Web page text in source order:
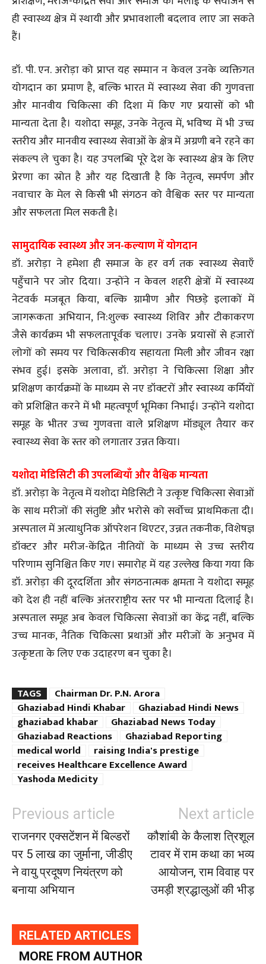
ही स्वास्थ्य क्षेत्र में स्थायी और प्रभावशाली बदलाव लाए जा सकते
हैं।
डॉ. पी. एन. अरोड़ा को प्राप्त यह सम्मान न केवल उनके व्यक्तिगत
योगदान का प्रमाण है, बल्कि भारत में स्वास्थ्य सेवा की गुणवत्ता
और मानवीय चिकित्सा की दिशा में किए गए प्रयासों को भी
मान्यता देता है। यशोदा समूह, उनके नेतृत्व में, भविष्य में भी उच्च
स्तरीय और मानवीय स्वास्थ्य सेवाओं के क्षेत्र में अग्रणी बने रहने का
संकल्प ले चुका है। यह उपलब्धि पूरे देश के स्वास्थ्य क्षेत्र के लिए
प्रेरणा का स्रोत है और यह दिखाती है कि नेतृत्व, समर्पण और
नवाचार के मेल से किसी भी संगठन को वैश्विक स्तर पर मान्यता
और सफलता मिल सकती है।
सामुदायिक स्वास्थ्य और जन-कल्याण में योगदान
डॉ. अरोड़ा ने हमेशा ही समाज के हर वर्ग तक स्वास्थ्य सेवाएँ
पहुँचाने पर जोर दिया। उन्होंने न केवल शहरी क्षेत्रों में स्वास्थ्य
नेटवर्क मजबूत किया, बल्कि ग्रामीण और पिछड़े इलाकों में
जागरूकता अभियान, नि:शुल्क स्वास्थ्य शिविर और टीकाकरण
जैसे कार्यक्रम भी सफलतापूर्वक चलाए। उनके प्रयासों से हजारों
लोगों को समय पर चिकित्सकीय सहायता मिली और जीवन रक्षा
संभव हुई। इसके अलावा, डॉ. अरोड़ा ने चिकित्सा शिक्षा और
प्रशिक्षण कार्यक्रमों के माध्यम से नए डॉक्टरों और स्वास्थ्य कर्मियों
को प्रशिक्षित करने में भी महत्वपूर्ण भूमिका निभाई। उन्होंने यशोदा
समूह के भीतर उच्च गुणवत्ता वाले प्रशिक्षण मॉड्यूल तैयार कर
स्वास्थ्य सेवा के स्तर को लगातार उन्नत किया।
यशोदा मेडिसिटी की उपलब्धियाँ और वैश्विक मान्यता
डॉ. अरोड़ा के नेतृत्व में यशोदा मेडिसिटी ने उत्कृष्ट चिकित्सा सेवाओं
के साथ मरीजों की संतुष्टि और भरोसे को सर्वोच्च प्राथमिकता दी।
अस्पताल में अत्याधुनिक ऑपरेशन थिएटर, उन्नत तकनीक, विशेषज्ञ
डॉक्टर और मरीज-केंद्रित नीतियों के माध्यम से उच्च स्तरीय
परिणाम सुनिश्चित किए गए। समारोह में यह उल्लेख किया गया कि
डॉ. अरोड़ा की दूरदर्शिता और संगठनात्मक क्षमता ने यशोदा समूह
को देश ही नहीं बल्कि अंतरराष्ट्रीय स्तर पर भी मान्यता दिलाई है।
अस्पताल समूह अब केवल चिकित्सा सेवाओं का केंद्र नहीं, बल्कि
उच्च मानक, नैतिक चिकित्सा प्रथाओं और मरीजों के अनुभव में
उत्कृष्टता के लिए एक उदाहरण बन चुका है।
TAGS
Chairman Dr. P.N. Arora
Ghaziabad Hindi Khabar
Ghaziabad Hindi News
ghaziabad khabar
Ghaziabad News Today
Ghaziabad Reactions
Ghaziabad Reporting
medical world
raising India's prestige
receives Healthcare Excellence Award
Yashoda Medicity
Previous article
राजनगर एक्सटेंशन में बिल्डरों
पर 5 लाख का जुर्माना, जीडीए
ने वायु प्रदूषण नियंत्रण को
बनाया अभियान
Next article
कौशांबी के कैलाश त्रिशूल
टावर में राम कथा का भव्य
आयोजन, राम विवाह पर
उमड़ी श्रद्धालुओं की भीड़
RELATED ARTICLES
MORE FROM AUTHOR